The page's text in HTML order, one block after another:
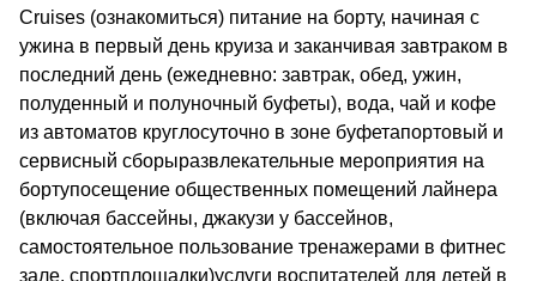
Cruises (ознакомиться) питание на борту, начиная с
ужина в первый день круиза и заканчивая завтраком в
последний день (ежедневно: завтрак, обед, ужин,
полуденный и полуночный буфеты), вода, чай и кофе
из автоматов круглосуточно в зоне буфетапортовый и
сервисный сборыразвлекательные мероприятия на
бортупосещение общественных помещений лайнера
(включая бассейны, джакузи у бассейнов,
самостоятельное пользование тренажерами в фитнес
зале, спортплощадки)услуги воспитателей для детей в